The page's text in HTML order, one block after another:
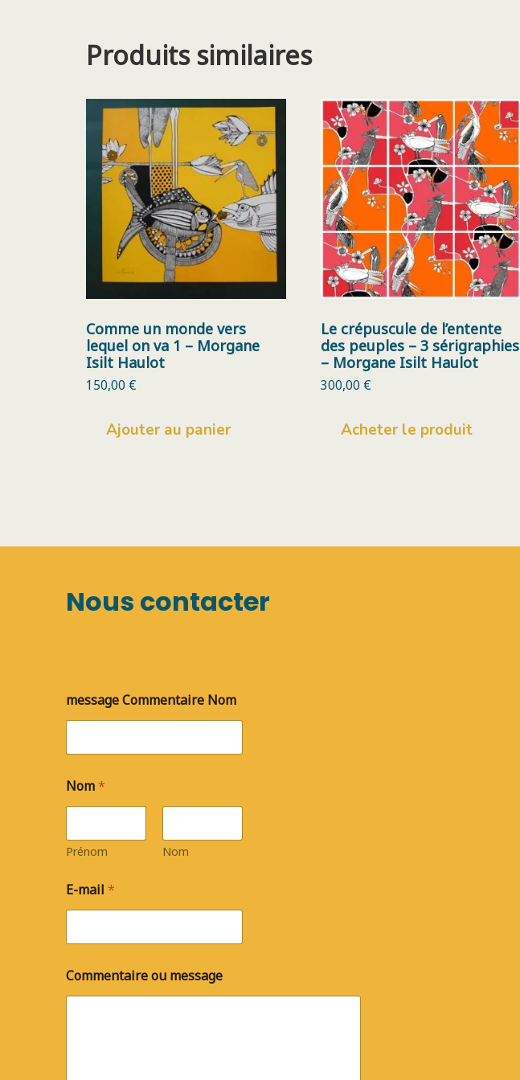
Produits similaires
Comme un monde vers
lequel on va 1 – Morgane
Isilt Haulot
150,00 €
Ajouter au panier
Le crépuscule de l’entente
des peuples – 3 sérigraphies
– Morgane Isilt Haulot
300,00 €
Acheter le produit
Nous contacter
message Commentaire Nom
Nom*
Prénom Nom
E-mail *
Commentaire ou message